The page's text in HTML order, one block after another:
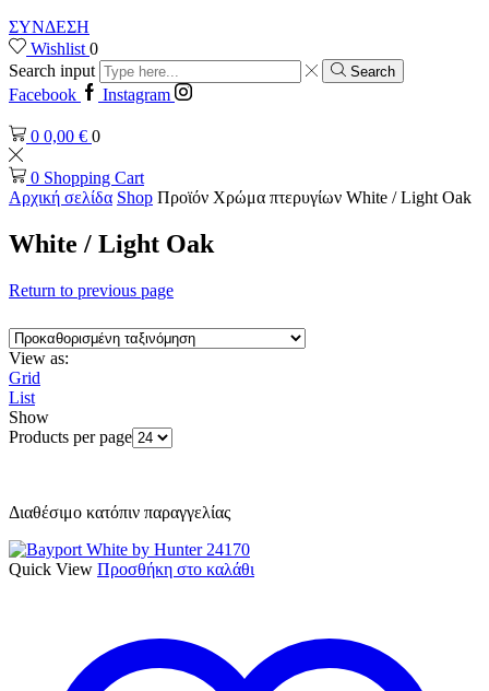
ΣΥΝΔΕΣΗ
Wishlist 0
Search input
Search
Facebook Instagram
0 0,00 € 0
0 Shopping Cart
Αρχική σελίδα Shop Προϊόν Χρώμα πτερυγίων White / Light Oak
White / Light Oak
Return to previous page
View as:
Grid
List
Show
Products per page
Διαθέσιμο κατόπιν παραγγελίας
Quick View Προσθήκη στο καλάθι